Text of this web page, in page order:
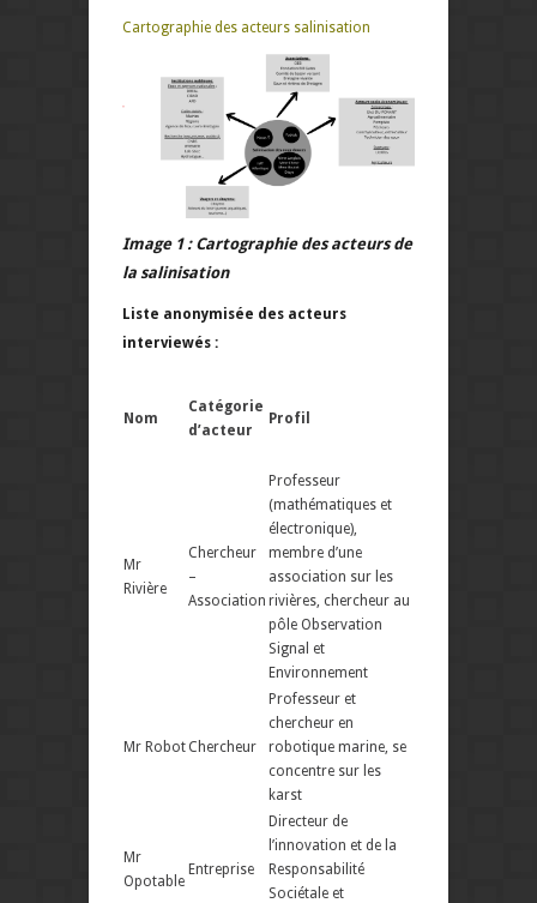
Cartographie des acteurs salinisation
Image 1 : Cartographie des acteurs de
la salinisation
Liste anonymisée des acteurs
interviewés :
Nom
Catégorie
d’acteur
Profil
Mr
Rivière
Chercheur
–
Association
Professeur
(mathématiques et
électronique),
membre d’une
association sur les
rivières, chercheur au
pôle Observation
Signal et
Environnement
Mr Robot Chercheur
Professeur et
chercheur en
robotique marine, se
concentre sur les
karst
Mr
Opotable
Entreprise
Directeur de
l’innovation et de la
Responsabilité
Sociétale et